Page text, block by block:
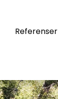
Referenser